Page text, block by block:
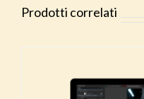
Prodotti correlati